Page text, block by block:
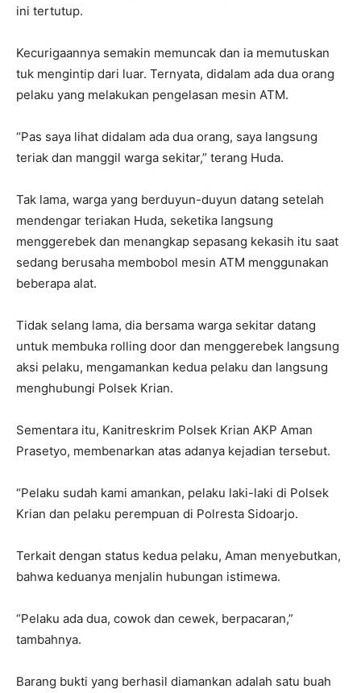
ini tertutup.
Kecurigaannya semakin memuncak dan ia memutuskan
tuk mengintip dari luar. Ternyata, didalam ada dua orang
pelaku yang melakukan pengelasan mesin ATM.
“Pas saya lihat didalam ada dua orang, saya langsung
teriak dan manggil warga sekitar,” terang Huda.
Tak lama, warga yang berduyun-duyun datang setelah
mendengar teriakan Huda, seketika langsung
menggerebek dan menangkap sepasang kekasih itu saat
sedang berusaha membobol mesin ATM menggunakan
beberapa alat.
Tidak selang lama, dia bersama warga sekitar datang
untuk membuka rolling door dan menggerebek langsung
aksi pelaku, mengamankan kedua pelaku dan langsung
menghubungi Polsek Krian.
Sementara itu, Kanitreskrim Polsek Krian AKP Aman
Prasetyo, membenarkan atas adanya kejadian tersebut.
“Pelaku sudah kami amankan, pelaku laki-laki di Polsek
Krian dan pelaku perempuan di Polresta Sidoarjo.
Terkait dengan status kedua pelaku, Aman menyebutkan,
bahwa keduanya menjalin hubungan istimewa.
“Pelaku ada dua, cowok dan cewek, berpacaran,”
tambahnya.
Barang bukti yang berhasil diamankan adalah satu buah